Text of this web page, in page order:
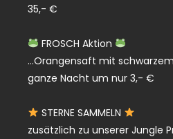
35,- €
FROSCH Aktion
…Orangensaft mit
ganze Nacht um nur 3,- €
STERNE SAMMELN
zusätzlich zu unserer Jungle